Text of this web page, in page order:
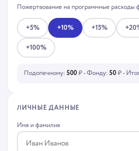
Пожертвование на программные расходы
+5% +10% +15%
+100%
Подопечному: 500 ₽ • Фонду: 50 ₽ •
ЛИЧНЫЕ ДАННЫЕ
Имя и фамилия